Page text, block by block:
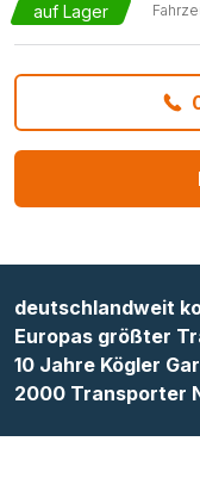
auf Lager
deutschlandweit
Europas größter
10 Jahre Kögler
2000 Transporter